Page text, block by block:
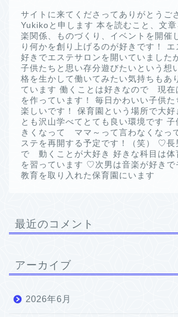
サイトに来てくださってありがとうご
Yukikoと申します 本を読むこと、文
楽関係、ものづくり、イベントを開催
り何かを創り上げるのが好きです！
好きでエステサロンを開いていました
子供たちと思い存分遊びたいという想
格を生かして働いてみたい気持ちもあ
ています 働くことは好きなので 現在
を作っています！ 毎日かわいい子供た
楽しいです！ 保育園という場所で大好
とも沢山学べてとても良い環境です 子
きくなって ママ～って言わなくなっ
ステを再開する予定です！（笑） ♡長
で 動くことが大好き 好きな科目は体
を習っています ♡次男は音楽が好きで
教育を取り入れた保育園にいます
最近のコメント
アーカイブ
2026年6月